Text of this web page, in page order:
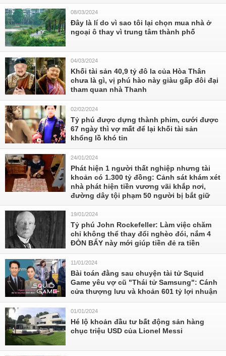
08/03/2024
Đây là lí do vì sao tôi lại chọn mua nhà ở
ngoại ô thay vì trung tâm thành phố
04/03/2024
Khối tài sản 40,9 tỷ đô la của Hòa Thân
chưa là gì, vị phú hào này giàu gấp đôi đại
tham quan nhà Thanh
02/02/2024
Tỷ phú được dựng thành phim, cưới được
67 ngày thì vợ mất để lại khối tài sản
khổng lồ khó tin
24/01/2024
Phát hiện 1 người thất nghiệp nhưng tài
khoản có 1.300 tỷ đồng: Cảnh sát khám xét
nhà phát hiện tiền vương vãi khắp nơi,
đường dây tội phạm 50 người bị bắt giữ
19/01/2024
Tỷ phú John Rockefeller: Làm việc chăm
chỉ không thể thay đổi nghèo đói, nắm 4
ĐÒN BẨY này mới giúp tiền đẻ ra tiền
11/01/2024
Bài toán đằng sau chuyện tài tử Squid
Game yêu vợ cũ "Thái tử Samsung": Cánh
cửa thượng lưu và khoản 601 tỷ lợi nhuận
01/01/2024
Hé lộ khoản đầu tư bất động sản hàng
chục triệu USD của Lionel Messi